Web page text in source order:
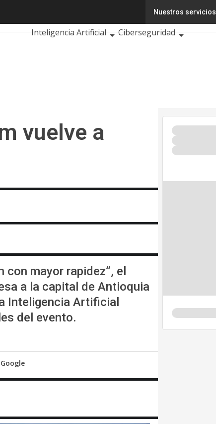
Nuestros servicios
Ciencia
Inteligencia Artificial
Ciberseguridad
vuelve a
mayor rapidez”, el
a la capital de Antioquia
Inteligencia Artificial
del evento.